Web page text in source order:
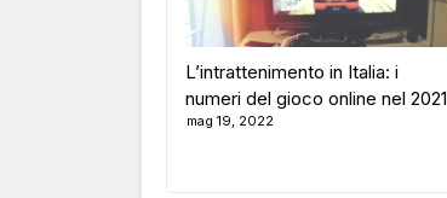
L’intrattenimento in Italia: i
numeri del gioco online nel 2021
mag 19, 2022